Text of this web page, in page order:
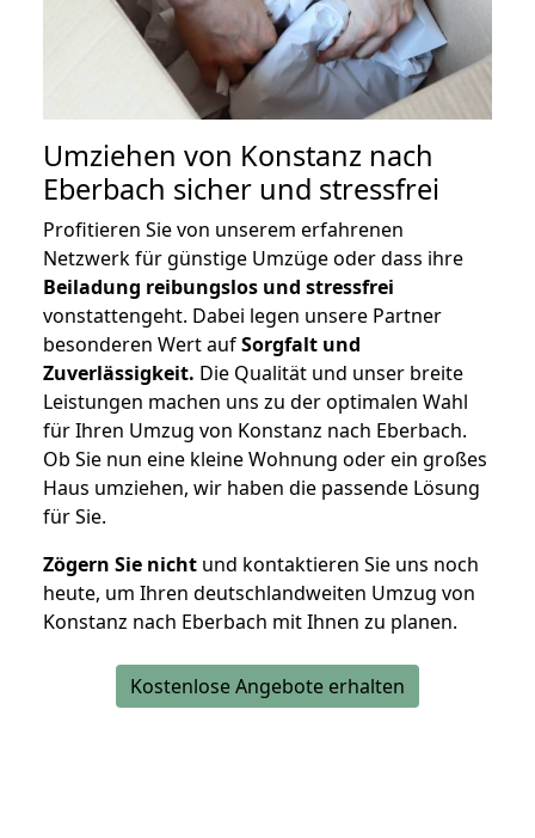
Umziehen von Konstanz nach
Eberbach sicher und stressfrei
Profitieren Sie von unserem erfahrenen
Netzwerk für günstige Umzüge oder dass ihre
Beiladung reibungslos und stressfrei
vonstattengeht. Dabei legen unsere Partner
besonderen Wert aufSorgfalt und
Zuverlässigkeit. Die Qualität und unser breite
Leistungen machen uns zu der optimalen Wahl
für Ihren Umzug von Konstanz nach Eberbach.
Ob Sie nun eine kleine Wohnung oder ein großes
Haus umziehen, wir haben die passende Lösung
für Sie.
Zögern Sie nicht und kontaktieren Sie uns noch
heute, um Ihren deutschlandweiten Umzug von
Konstanz nach Eberbach mit Ihnen zu planen.
Kostenlose Angebote erhalten